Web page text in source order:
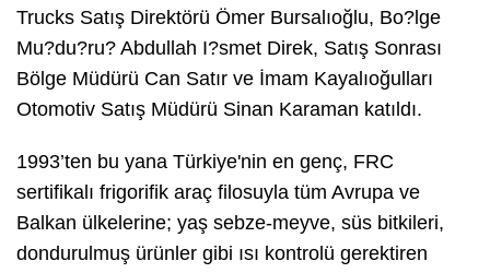
Trucks Satış Direktörü Ömer Bursalıoğlu, Bo?lge
Mu?du?ru? Abdullah I?smet Direk, Satış Sonrası
Bölge Müdürü Can Satır ve İmam Kayalıoğulları
Otomotiv Satış Müdürü Sinan Karaman katıldı.
1993’ten bu yana Türkiye'nin en genç, FRC
sertifikalı frigorifik araç filosuyla tüm Avrupa ve
Balkan ülkelerine; yaş sebze-meyve, süs bitkileri,
dondurulmuş ürünler gibi ısı kontrolü gerektiren